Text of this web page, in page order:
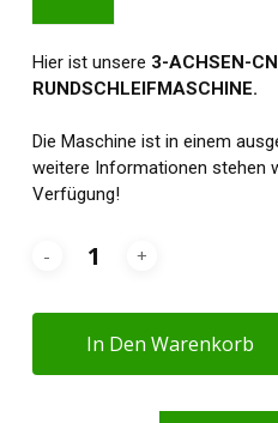
Hier ist unsere 3-ACHSEN-
RUNDSCHLEIFMASCHINE.
Die Maschine ist in einem
weitere Informationen stehen
Verfügung!
In Den Warenkorb